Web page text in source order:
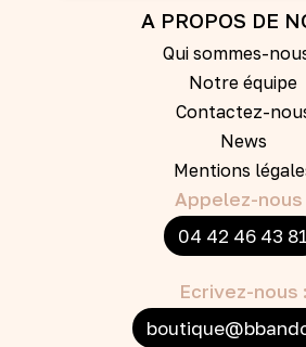
A PROPOS DE
Qui sommes-
Notre équipe
Contactez-
News
Mentions
Appelez-nous
04 42 46 43 81
Ecrivez-nous :